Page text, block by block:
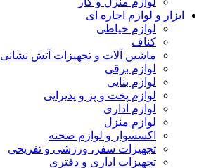
ابزار و لوازم اجاره ای
لوازم خیاطی
کناف
ماشین آلات و تجهیزات آتش نشانی
لوازم برقی
لوازم بنایی
لوازم پخت و پز و پذیرایی
لوازم اداری
لوازم منزل
اکسسوار و لوازم صحنه
تجهیزات سفر، ورزشی و تفریحی
تجهیزات اداری و دفتری